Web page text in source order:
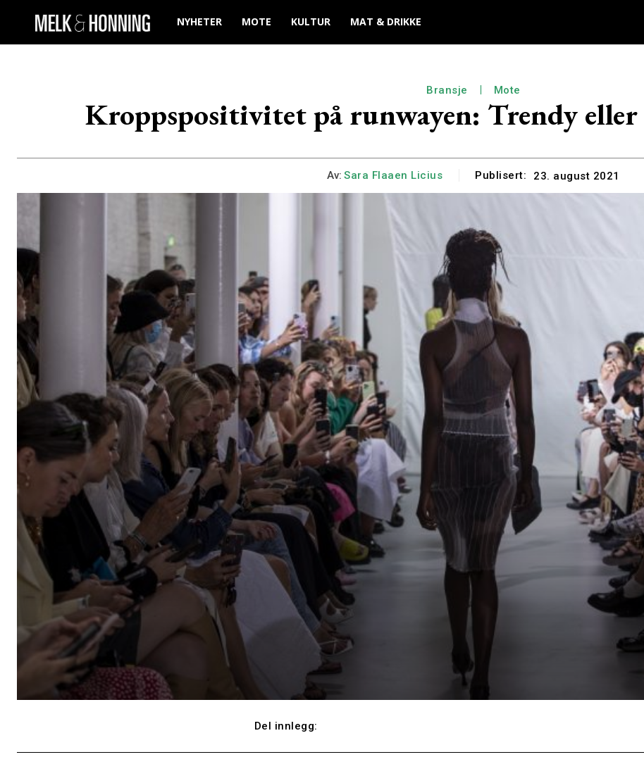
NYHETER MOTE KULTUR MAT & DRIKKE
Bransje Mote
Kroppspositivitet på runwayen: Trendy
Av: Sara Flaaen Licius Publisert: 23. august 2021
Del innlegg: